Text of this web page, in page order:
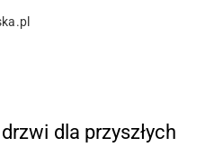
dla przyszłych